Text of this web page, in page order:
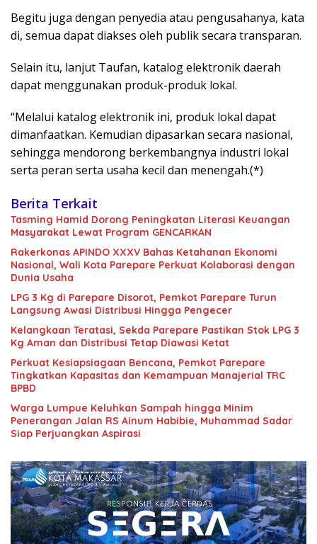
Begitu juga dengan penyedia atau pengusahanya, kata
di, semua dapat diakses oleh publik secara transparan.
Selain itu, lanjut Taufan, katalog elektronik daerah
dapat menggunakan produk-produk lokal.
“Melalui katalog elektronik ini, produk lokal dapat
dimanfaatkan. Kemudian dipasarkan secara nasional,
sehingga mendorong berkembangnya industri lokal
serta peran serta usaha kecil dan menengah.(*)
Berita Terkait
Tasming Hamid Dorong Peningkatan Literasi Keuangan
Masyarakat Lewat Program GENCARKAN
Rakerkonas APINDO XXXV Bahas Ketahanan Ekonomi
Nasional, Wali Kota Parepare Perkuat Kolaborasi dengan
Dunia Usaha
LPG 3 Kg di Parepare Disorot, Pemkot Parepare Turun
Langsung Awasi Distribusi Hingga Pengecer
Kelangkaan Teratasi, Sekda Parepare Pastikan Stok LPG 3
Kg Aman dan Distribusi Tetap Diawasi Ketat
Perkuat Kesiapsiagaan Bencana, Pemkot Parepare
Tingkatkan Kapasitas dan Kemampuan Manajerial TRC
BPBD
Warga Lumpue Keluhkan Sampah hingga Minim
Penerangan Jalan RS Ainum Habibie, Muhammad Sadar
Siap Perjuangkan Aspirasi